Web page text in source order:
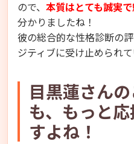
ので、 本質はとても誠実
分かりましたね！
彼の総合的な性格診断の
ジティブに受け止められて
目黒蓮さん
も、もっと
すよね！